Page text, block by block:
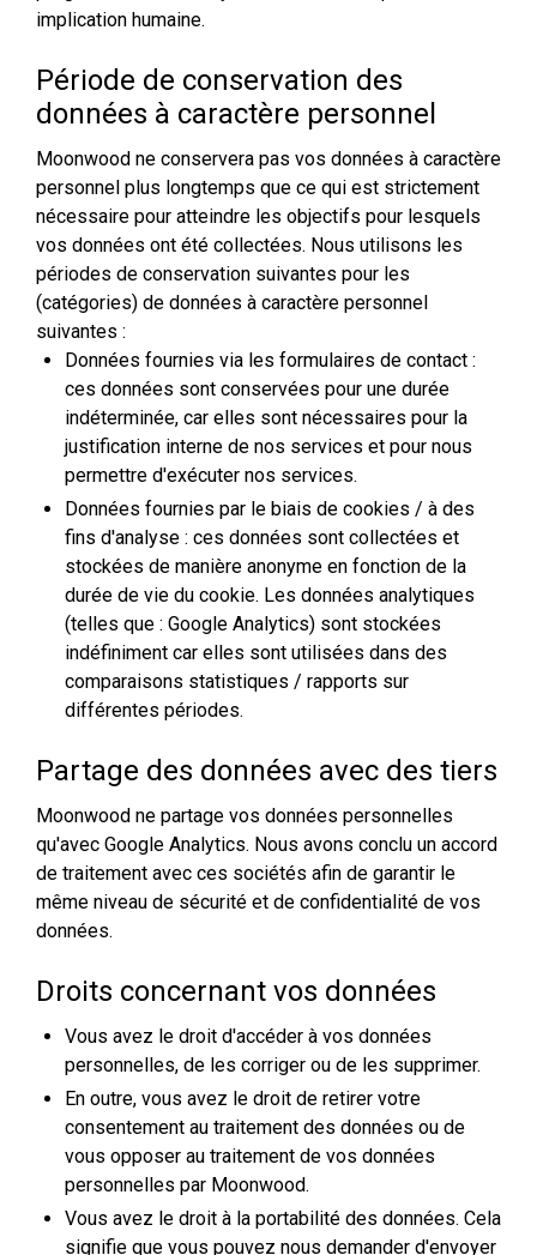
implication humaine.
Période de conservation des
données à caractère personnel
Moonwood ne conservera pas vos données à caractère
personnel plus longtemps que ce qui est strictement
nécessaire pour atteindre les objectifs pour lesquels
vos données ont été collectées. Nous utilisons les
périodes de conservation suivantes pour les
(catégories) de données à caractère personnel
suivantes :
Données fournies via les formulaires de contact :
ces données sont conservées pour une durée
indéterminée, car elles sont nécessaires pour la
justification interne de nos services et pour nous
permettre d'exécuter nos services.
Données fournies par le biais de cookies / à des
fins d'analyse : ces données sont collectées et
stockées de manière anonyme en fonction de la
durée de vie du cookie. Les données analytiques
(telles que : Google Analytics) sont stockées
indéfiniment car elles sont utilisées dans des
comparaisons statistiques / rapports sur
différentes périodes.
Partage des données avec des tiers
Moonwood ne partage vos données personnelles
qu'avec Google Analytics. Nous avons conclu un accord
de traitement avec ces sociétés afin de garantir le
même niveau de sécurité et de confidentialité de vos
données.
Droits concernant vos données
Vous avez le droit d'accéder à vos données
personnelles, de les corriger ou de les supprimer.
En outre, vous avez le droit de retirer votre
consentement au traitement des données ou de
vous opposer au traitement de vos données
personnelles par Moonwood.
Vous avez le droit à la portabilité des données. Cela
signifie que vous pouvez nous demander d'envoyer